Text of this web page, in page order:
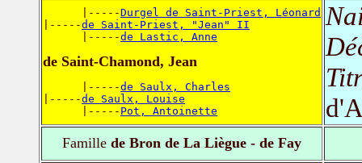
      |-----
Durgel de Saint-Priest, Léonard
|-----de Saint-Priest, "Jean" II
      |-----
de Lastic, Anne
de Saint-Chamond, Jean
      |-----
de Saulx, Charles
|-----de Saulx, Louise
      |-----
Pot, Antoinette
Famille de Bron de La Liègue - de Fay